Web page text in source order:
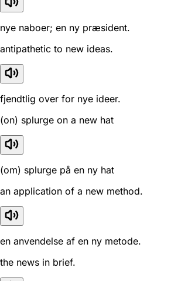
nye naboer; en ny præsident.
antipathetic to new ideas.
fjendtlig over for nye ideer.
(on) splurge on a new hat
(om) splurge på en ny hat
an application of a new method.
en anvendelse af en ny metode.
the news in brief.